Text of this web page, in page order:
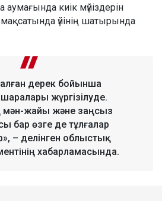
аумағында киік мүйіздерін
үйінің шатырында
дерек бойынша
жүргізілуде.
мән-жайы және заңсыз
бар өзге де тұлғалар
– делінген облыстық
хабарламасында.